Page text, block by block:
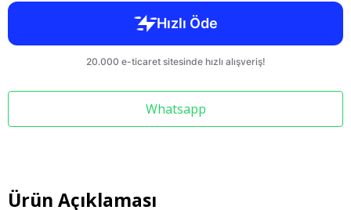
Whatsapp
Ürün Açıklaması